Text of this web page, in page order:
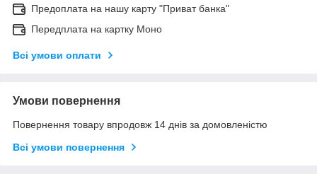
Предоплата на нашу карту "Приват банка"
Передплата на картку Моно
Всі умови оплати
Умови повернення
Повернення товару впродовж 14 днів за домовленістю
Всі умови повернення